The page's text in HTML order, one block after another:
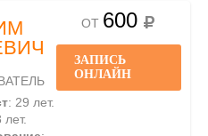
: 29 лет.
лет.
ОТ 600
ЗАПИСЬ
ОНЛАЙН